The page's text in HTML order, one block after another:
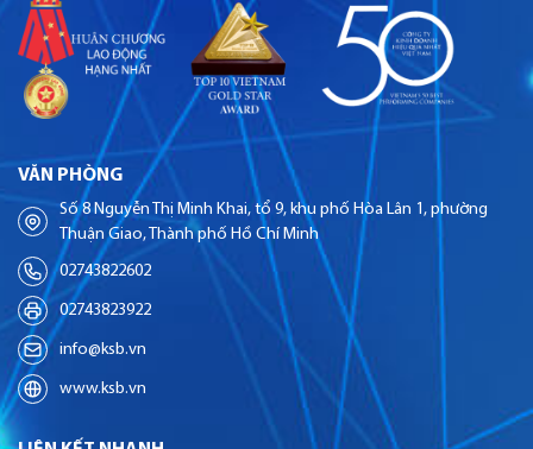
VĂN PHÒNG
Số 8 Nguyễn Thị Minh Khai, tổ 9, khu phố Hòa Lân 1, phường
Thuận Giao, Thành phố Hồ Chí Minh
02743822602
02743823922
info@ksb.vn
www.ksb.vn